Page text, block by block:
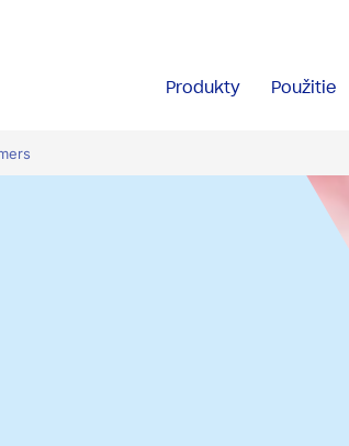
Produkty Použitie